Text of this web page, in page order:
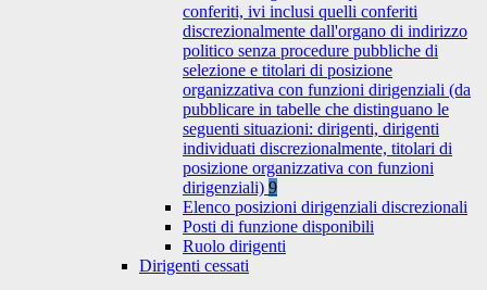
conferiti, ivi inclusi quelli conferiti
discrezionalmente dall'organo di indirizzo
politico senza procedure pubbliche di
selezione e titolari di posizione
organizzativa con funzioni dirigenziali (da
pubblicare in tabelle che distinguano le
seguenti situazioni: dirigenti, dirigenti
individuati discrezionalmente, titolari di
posizione organizzativa con funzioni
dirigenziali) 9
Elenco posizioni dirigenziali discrezionali
Posti di funzione disponibili
Ruolo dirigenti
Dirigenti cessati